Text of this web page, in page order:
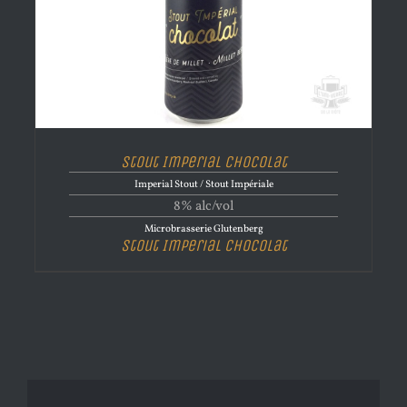
Stout Imperial Chocolat
Imperial Stout / Stout Impériale
8% alc/vol
Microbrasserie Glutenberg
Stout Imperial Chocolat